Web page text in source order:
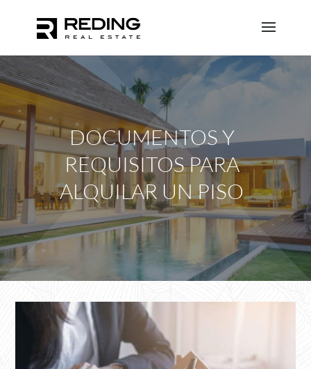
DOCUMENTOS Y
REQUISITOS PARA
ALQUILAR UN PISO